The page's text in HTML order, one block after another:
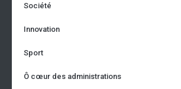
Société
Innovation
Sport
Ô cœur des administrations